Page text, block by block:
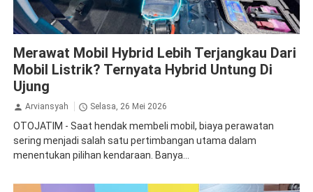
Merawat Mobil Hybrid Lebih Terjangkau Dari
Mobil Listrik? Ternyata Hybrid Untung Di
Ujung
Arviansyah Selasa, 26 Mei 2026
OTOJATIM - Saat hendak membeli mobil, biaya perawatan
sering menjadi salah satu pertimbangan utama dalam
menentukan pilihan kendaraan. Banya...